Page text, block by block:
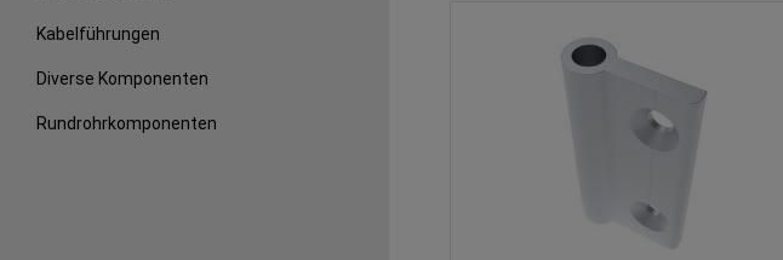
Kabelführungen
Diverse Komponenten
Rundrohrkomponenten